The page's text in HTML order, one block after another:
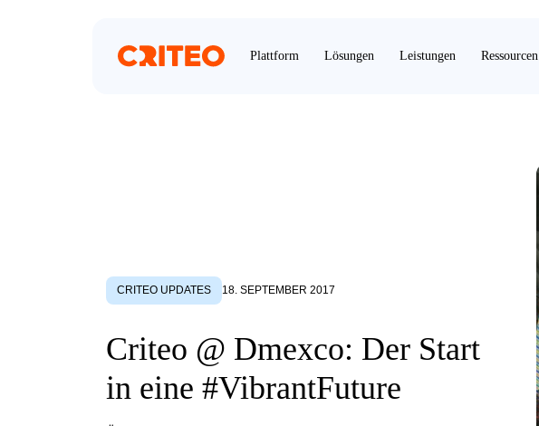
Plattform Lösungen Leistungen Ressourcen
CRITEO UPDATES 18. SEPTEMBER 2017
Criteo @ Dmexco: Der Start
in eine #VibrantFuture